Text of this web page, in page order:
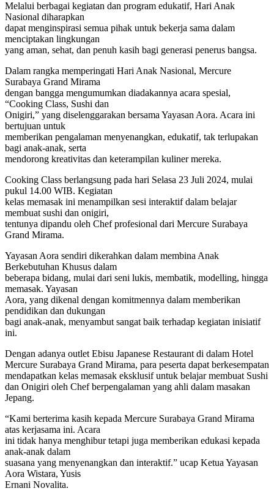
Melalui berbagai kegiatan dan program edukatif, Hari Anak
Nasional diharapkan
dapat menginspirasi semua pihak untuk bekerja sama dalam
menciptakan lingkungan
yang aman, sehat, dan penuh kasih bagi generasi penerus bangsa.
Dalam rangka memperingati Hari Anak Nasional, Mercure
Surabaya Grand Mirama
dengan bangga mengumumkan diadakannya acara spesial,
“Cooking Class, Sushi dan
Onigiri,” yang diselenggarakan bersama Yayasan Aora. Acara ini
bertujuan untuk
memberikan pengalaman menyenangkan, edukatif, tak terlupakan
bagi anak-anak, serta
mendorong kreativitas dan keterampilan kuliner mereka.
Cooking Class berlangsung pada hari Selasa 23 Juli 2024, mulai
pukul 14.00 WIB. Kegiatan
kelas memasak ini menampilkan sesi interaktif dalam belajar
membuat sushi dan onigiri,
tentunya dipandu oleh Chef profesional dari Mercure Surabaya
Grand Mirama.
Yayasan Aora sendiri dikerahkan dalam membina Anak
Berkebutuhan Khusus dalam
beberapa bidang, mulai dari seni lukis, membatik, modelling, hingga
memasak. Yayasan
Aora, yang dikenal dengan komitmennya dalam memberikan
pendidikan dan dukungan
bagi anak-anak, menyambut sangat baik terhadap kegiatan inisiatif
ini.
Dengan adanya outlet Ebisu Japanese Restaurant di dalam Hotel
Mercure Surabaya Grand Mirama, para peserta dapat berkesempatan
mendapatkan kelas memasak eksklusif untuk belajar membuat Sushi
dan Onigiri oleh Chef berpengalaman yang ahli dalam masakan
Jepang.
“Kami berterima kasih kepada Mercure Surabaya Grand Mirama
atas kerjasama ini. Acara
ini tidak hanya menghibur tetapi juga memberikan edukasi kepada
anak-anak dalam
suasana yang menyenangkan dan interaktif.” ucap Ketua Yayasan
Aora Wistara, Yusis
Ernani Novalita.